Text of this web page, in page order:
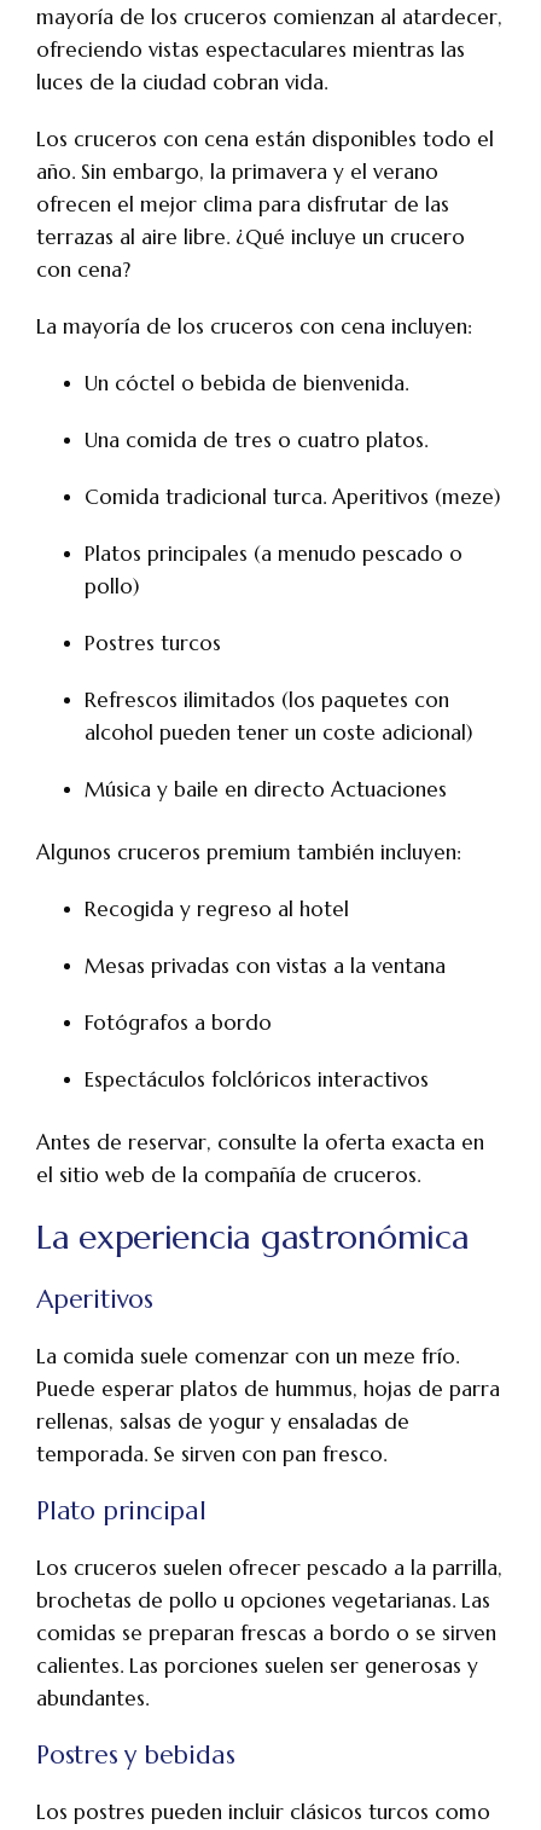
mayoría de los cruceros comienzan al atardecer,
ofreciendo vistas espectaculares mientras las
luces de la ciudad cobran vida.
Los cruceros con cena están disponibles todo el
año. Sin embargo, la primavera y el verano
ofrecen el mejor clima para disfrutar de las
terrazas al aire libre. ¿Qué incluye un crucero
con cena?
La mayoría de los cruceros con cena incluyen:
Un cóctel o bebida de bienvenida.
Una comida de tres o cuatro platos.
Comida tradicional turca. Aperitivos (meze)
Platos principales (a menudo pescado o
pollo)
Postres turcos
Refrescos ilimitados (los paquetes con
alcohol pueden tener un coste adicional)
Música y baile en directo Actuaciones
Algunos cruceros premium también incluyen:
Recogida y regreso al hotel
Mesas privadas con vistas a la ventana
Fotógrafos a bordo
Espectáculos folclóricos interactivos
Antes de reservar, consulte la oferta exacta en
el sitio web de la compañía de cruceros.
La experiencia gastronómica
Aperitivos
La comida suele comenzar con un meze frío.
Puede esperar platos de hummus, hojas de parra
rellenas, salsas de yogur y ensaladas de
temporada. Se sirven con pan fresco.
Plato principal
Los cruceros suelen ofrecer pescado a la parrilla,
brochetas de pollo u opciones vegetarianas. Las
comidas se preparan frescas a bordo o se sirven
calientes. Las porciones suelen ser generosas y
abundantes.
Postres y bebidas
Los postres pueden incluir clásicos turcos como